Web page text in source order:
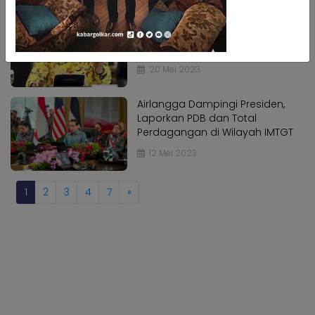
Kabar
Pilkada
Opini
Kabar
Kader
Kabar
Kabar
Kabar
Kabinet
Kabar
Kabar
Pilkada
Opini
Kabar
Kabar
Kabar
Kabar
Kabinet
Kabar
Legislator Golkar DPRD DKI Desak
Syarat Peserta PPDB Afirmasi
Terdaftar di PIP Dihapus
20 Mei 2023
Airlangga Dampingi Presiden,
Laporkan PDB dan Total
Perdagangan di Wilayah IMTGT
12 Mei 2023
1 2 3 4 7 »